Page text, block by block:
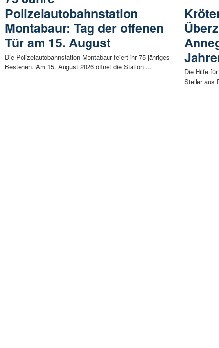
Polizeiautobahnstation
Montabaur: Tag der offenen
Tür am 15. August
Die Polizeiautobahnstation Montabaur feiert ihr 75-jähriges
Bestehen. Am 15. August 2026 öffnet die Station ...
Die Hilfe
Steller aus